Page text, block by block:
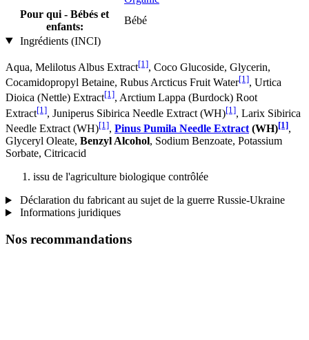
Pour qui - Bébés et
enfants:
Bébé
Ingrédients (INCI)
Aqua, Melilotus Albus Extract[1], Coco Glucoside, Glycerin,
Cocamidopropyl Betaine, Rubus Arcticus Fruit Water[1], Urtica
Dioica (Nettle) Extract[1], Arctium Lappa (Burdock) Root
Extract[1], Juniperus Sibirica Needle Extract (WH)[1], Larix Sibirica
Needle Extract (WH)[1], Pinus Pumila Needle Extract (WH)[1],
Glyceryl Oleate, Benzyl Alcohol, Sodium Benzoate, Potassium
Sorbate, Citricacid
issu de l'agriculture biologique contrôlée
Déclaration du fabricant au sujet de la guerre Russie-Ukraine
Informations juridiques
Nos recommandations